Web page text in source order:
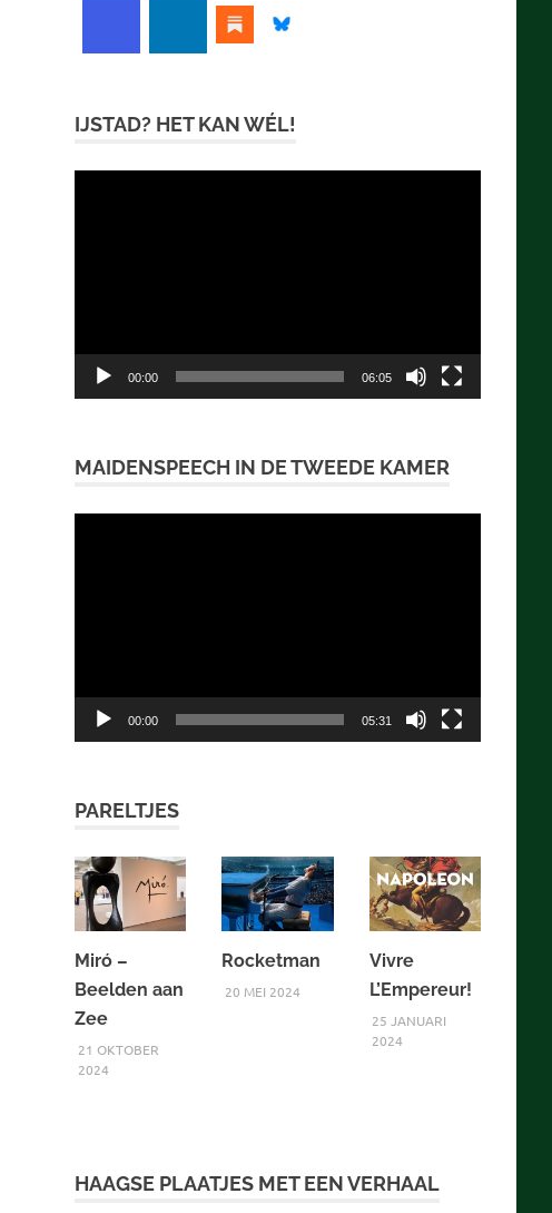
IJSTAD? HET KAN WÉL!
00:00 06:05
MAIDENSPEECH IN DE TWEEDE KAMER
00:00 05:31
PARELTJES
Miró –
Beelden aan
Zee
21 OKTOBER
2024
Rocketman
20 MEI 2024
Vivre
L’Empereur!
25 JANUARI
2024
HAAGSE PLAATJES MET EEN VERHAAL